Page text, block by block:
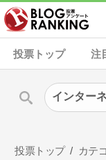
投票トップ 注
投票トップ カテ
インター